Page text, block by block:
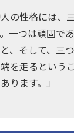
人の性格には、
一つは頑固で
、そして、三
を走るという
ります。」